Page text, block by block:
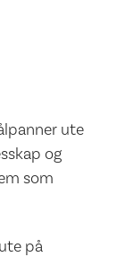
ute
og
som
på